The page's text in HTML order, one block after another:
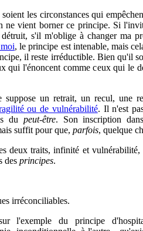
les circonstances qui
ne vient borner ce principe. Si
s'il m'oblige à changer ma
, le principe est intenable, mais
il reste irréductible. Bien qu'il
qui l'énoncent comme ceux qui le
suppose un retrait, un recul, une
ou de vulnérabilité. Il n'est
du peut-être. Son inscription
suffit pour que, parfois, quelque
deux traits, infinité et
des principes.
irréconciliables.
l'exemple du principe